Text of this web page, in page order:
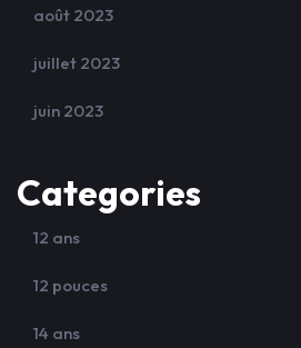
août 2023
juillet 2023
juin 2023
Categories
12 ans
12 pouces
14 ans